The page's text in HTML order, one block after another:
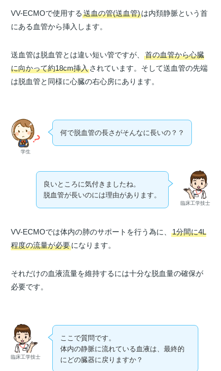
VV-ECMOで使用する送血の管(送血管)は内頚静脈という首
にある血管から挿入します。
送血管は脱血管とは違い短い管ですが、首の血管から心臓
に向かって約18cm挿入 されています。そして送血管の先端
は脱血管と同様に心臓の右心房にあります。
学生
何で脱血管の長さがそんなに長いの？？
臨床工学技士
良いところに気付きましたね。
脱血管が長いのには理由があります。
VV-ECMOでは体内の肺のサポートを行う為に、1分間に4L
程度の流量が必要になります。
それだけの血液流量を維持するには十分な脱血量の確保が
必要です。
臨床工学技士
ここで質問です。
体内の静脈に流れている血液は、最終的
にどの臓器に戻りますか？